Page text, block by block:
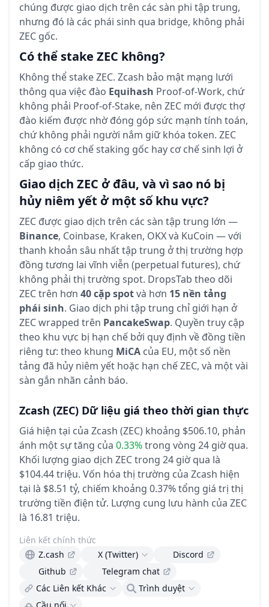
chúng được giao dịch trên các sàn phi tập trung,
nhưng đó là các phái sinh qua bridge, không phải
ZEC gốc.
Có thể stake ZEC không?
Không thể stake ZEC. Zcash bảo mật mạng lưới
thông qua việc đào Equihash Proof-of-Work, chứ
không phải Proof-of-Stake, nên ZEC mới được thợ
đào kiếm được nhờ đóng góp sức mạnh tính toán,
chứ không phải người nắm giữ khóa token. ZEC
không có cơ chế staking gốc hay cơ chế sinh lợi ở
cấp giao thức.
Giao dịch ZEC ở đâu, và vì sao nó bị
hủy niêm yết ở một số khu vực?
ZEC được giao dịch trên các sàn tập trung lớn —
Binance, Coinbase, Kraken, OKX và KuCoin — với
thanh khoản sâu nhất tập trung ở thị trường hợp
đồng tương lai vĩnh viễn (perpetual futures), chứ
không phải thị trường spot. DropsTab theo dõi
ZEC trên hơn 40 cặp spotvà hơn 15 nền tảng
phái sinh. Giao dịch phi tập trung chỉ giới hạn ở
ZEC wrapped trên PancakeSwap. Quyền truy cập
theo khu vực bị hạn chế bởi quy định về đồng tiền
riêng tư: theo khung MiCA của EU, một số nền
tảng đã hủy niêm yết hoặc hạn chế ZEC, và một vài
sàn gắn nhãn cảnh báo.
Zcash (ZEC) Dữ liệu giá theo thời gian thực
Giá hiện tại của Zcash (ZEC) khoảng $506.10, phản
ánh một sự tăng của 0.33%trong vòng 24 giờ qua.
Khối lượng giao dịch ZEC trong 24 giờ qua là
$104.44 triệu. Vốn hóa thị trường của Zcash hiện
tại là $8.51 tỷ, chiếm khoảng 0.37% tổng giá trị thị
trường tiền điện tử. Lượng cung lưu hành của ZEC
là 16.81 triệu.
Liên kết chính thức
Z.cash
X (Twitter)
Discord
Github
Telegram chat
Các Liên kết Khác
Trình duyệt